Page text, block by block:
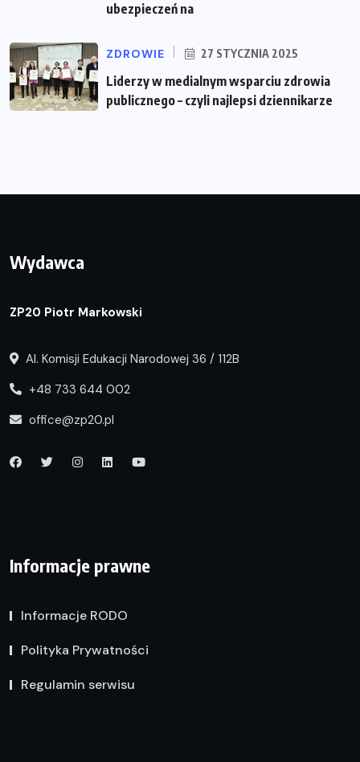
ubezpieczeń na
ZDROWIE 27 STYCZNIA 2025
Liderzy w medialnym wsparciu zdrowia
publicznego – czyli najlepsi dziennikarze
Wydawca
ZP20 Piotr Markowski
Al. Komisji Edukacji Narodowej 36 / 112B
+48 733 644 002
office@zp20.pl
Informacje prawne
Informacje RODO
Polityka Prywatności
Regulamin serwisu